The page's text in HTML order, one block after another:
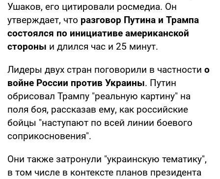
Ушаков, его цитировали росмедиа. Он
утверждает, что разговор Путина и Трампа
состоялся по инициативе американской
стороны и длился час и 25 минут.
Лидеры двух стран поговорили в частности о
войне России против Украины. Путин
обрисовал Трампу "реальную картину" на
поля боя, рассказав ему, как российские
бойцы "наступают по всей линии боевого
соприкосновения".
Они также затронули "украинскую тематику",
в том числе в контексте планов президента